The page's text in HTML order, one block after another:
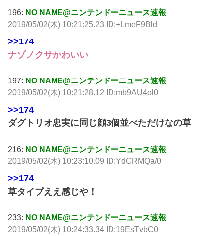
196: NO NAME@ニンテンドーニュース速報
2019/05/02(木) 10:21:25.23 ID:+LmeF9Bld
>>174
ナゾノクサかわいい
197: NO NAME@ニンテンドーニュース速報
2019/05/02(木) 10:21:28.12 ID:mb9AU4ol0
>>174
ダグトリオ忠実に同じ顔3個並べただけなの草
216: NO NAME@ニンテンドーニュース速報
2019/05/02(木) 10:23:10.09 ID:YdCRMQa/0
>>174
草タイプええ感じや！
233: NO NAME@ニンテンドーニュース速報
2019/05/02(木) 10:24:33.34 ID:19EsTvbC0